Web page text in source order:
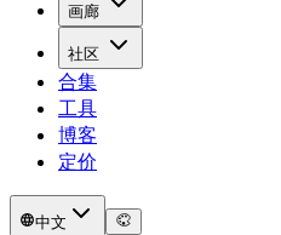
画廊
社区
合集
工具
博客
定价
中文